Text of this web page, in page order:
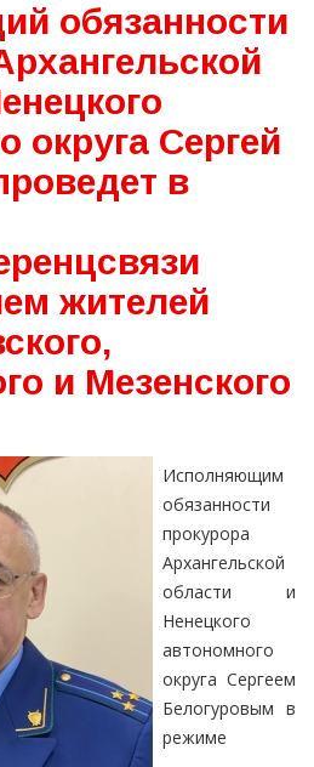
обязанности
округа Сергей
в
жителей
и Мезенского
Исполняющим
обязанности
прокурора
Архангельской
области и
Ненецкого
автономного
округа Сергеем
Белогуровым в
режиме